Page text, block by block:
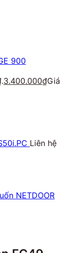
900
3.400.000₫Giá
Liên hệ
NETDOOR